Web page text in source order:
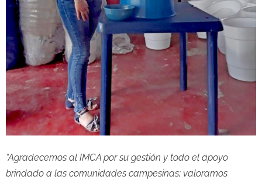
“Agradecemos al IMCA por su gestión y todo el apoyo
brindado a las comunidades campesinas; valoramos